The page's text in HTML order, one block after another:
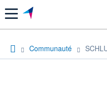
Menu
Communauté